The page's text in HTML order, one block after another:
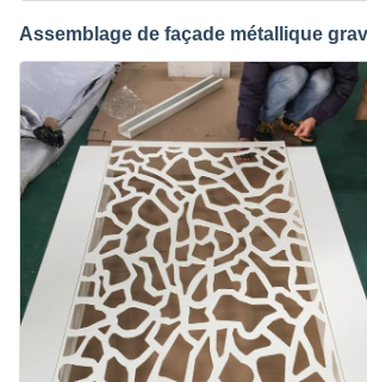
Assemblage de façade métallique